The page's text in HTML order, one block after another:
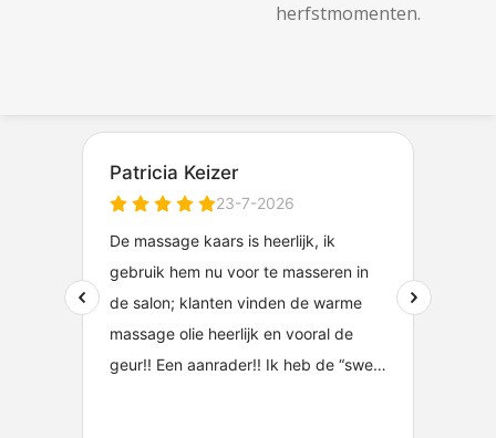
herfstmomenten.